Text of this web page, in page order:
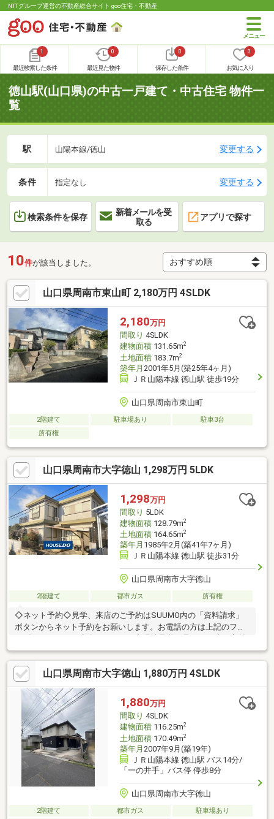
NTTグループ運営の不動産総合サイト goo住宅・不動産
1
最近検索した条件
0
最近見た物件
0
保存した条件
0
お気に入り
徳山駅(山口県)の中古一戸建て・中古住宅 物件一
覧
駅 山陽本線/徳山 変更する
条件 指定なし 変更する
検索条件を保存
新着メールを受
取る
アプリで探す
10件が該当しました。
山口県周南市東山町 2,180万円 4SLDK
2,180万円
間取り 4SLDK
建物面積131.65m2
土地面積183.7m2
築年月 2001年5月(築25年4ヶ月)
ＪＲ山陽本線 徳山駅 徒歩19分
山口県周南市東山町
2階建て 駐車場あり
駐車3台
所有権
山口県周南市大字徳山 1,298万円 5LDK
1,298万円
間取り 5LDK
建物面積128.79m2
土地面積164.65m2
築年月 1985年2月(築41年7ヶ月)
ＪＲ山陽本線 徳山駅 徒歩31分
山口県周南市大字徳山
2階建て 都市ガス 所有権
◇ネット予約◇見学、来店のご予約はSUUMO内の「資料請求」
ボタンからネット予約をお願いします。お電話の方は上記のフリ
の位置や陽当たりを現地でお確かめください・スマートフォンや
デジカメで物件を撮影いただくことも可能です【なんでもご相談
ください！】・家を買うにはどのくらいの期間と費用がかかるの
かしら？・マンションと戸建はどちらがいいの？・他にも借入が
あるけど、住宅ローンが組めるか不安だわ… など土日は勿論、平
日夕方からのご見学・ご相談もできます。お気軽にご相談くださ
い。
山口県周南市大字徳山 1,880万円 4SLDK
1,880万円
間取り 4SLDK
建物面積116.25m2
土地面積170.49m2
築年月 2007年9月(築19年)
ＪＲ山陽本線 徳山駅 バス14分/
「一の井手」バス停 停歩8分
山口県周南市大字徳山
2階建て 都市ガス
駐車場あり